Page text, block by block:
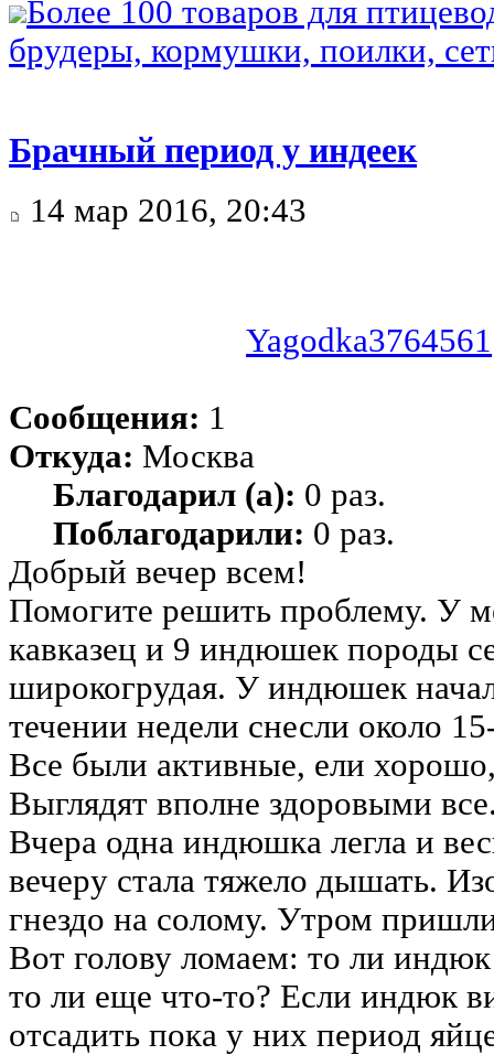
Более 100 товаров для
брудеры, кормушки, поилки,
Брачный период у индеек
14 мар 2016, 20:43
Yagodka3764561
Сообщения: 1
Откуда: Москва
Благодарил (а): 0 раз.
Поблагодарили: 0 раз.
Добрый вечер всем!
Помогите решить проблему. У
кавказец и 9 индюшек породы
широкогрудая. У индюшек
течении недели снесли около
Все были активные, ели
Выглядят вполне здоровыми
Вчера одна индюшка легла и
вечеру стала тяжело дышать.
гнездо на солому. Утром
Вот голову ломаем: то ли индюк
то ли еще что-то? Если индюк
отсадить пока у них период